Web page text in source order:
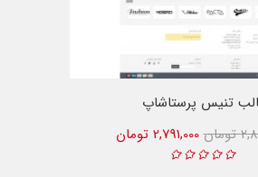
تنیس پرستاشاپ
2,791,000 تومان